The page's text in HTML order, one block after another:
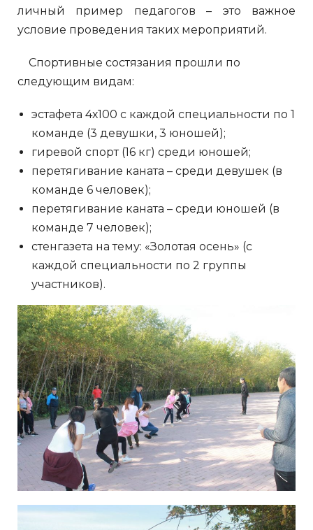
личный пример педагогов – это важное
условие проведения таких мероприятий.
Спортивные состязания прошли по
следующим видам:
эстафета 4х100 с каждой специальности по 1
команде (3 девушки, 3 юношей);
гиревой спорт (16 кг) среди юношей;
перетягивание каната – среди девушек (в
команде 6 человек);
перетягивание каната – среди юношей (в
команде 7 человек);
стенгазета на тему: «Золотая осень» (с
каждой специальности по 2 группы
участников).